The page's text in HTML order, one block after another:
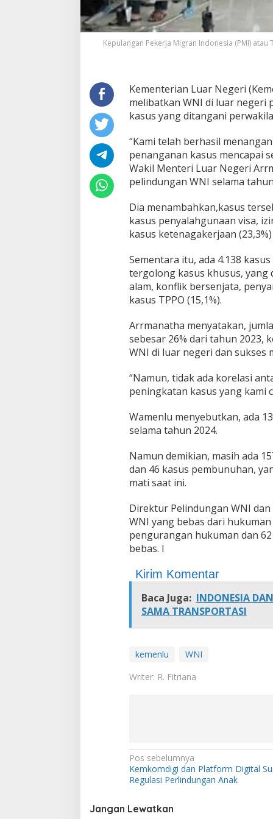
i
u
a
g
e
r
i
e
p
a
n
j
n
g
T
a
u
n
2
0
Kepulangan Pekerja Migran Indonesia (PMI)
Kementerian Luar Negeri
melibatkan WNI di luar negeri
kasus yang ditangani
“Kami telah berhasil
penanganan kasus mencapai
Wakil Menteri Luar Negeri
pelindungan WNI selama
Dia menambahkan,kasus
kasus penyalahgunaan visa,
kasus ketenagakerjaan
Sementara itu, ada 4.138
tergolong kasus khusus, yang
alam, konflik bersenjata,
kasus TPPO (15,1%).
Arrmanatha menyatakan,
sebesar 26% dari tahun 2023,
WNI di luar negeri dan sukses
“Namun, tidak ada korelasi
peningkatan kasus yang kami
Wamenlu menyebutkan, ada
selama tahun 2024.
Namun demikian, masih ada
dan 46 kasus pembunuhan,
mati saat ini.
Direktur Pelindungan WNI
WNI yang bebas dari
pengurangan hukuman dan
bebas. I
Kirim Komentar
Baca Juga: INDONESIA
SAMA TRANSPORTASI
kemenlu
WNI
Writer: R. Fitriana
N
a
i
Pos sebelumnya
Kemkomdigi dan Platform Digital
Regulasi Perlindungan Anak
Jangan Lewatkan